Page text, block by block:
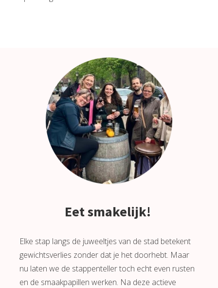
Eet smakelijk!
Elke stap langs de juweeltjes van de stad betekent
gewichtsverlies zonder dat je het doorhebt. Maar
nu laten we de stappenteller toch echt even rusten
en de smaakpapillen werken. Na deze actieve